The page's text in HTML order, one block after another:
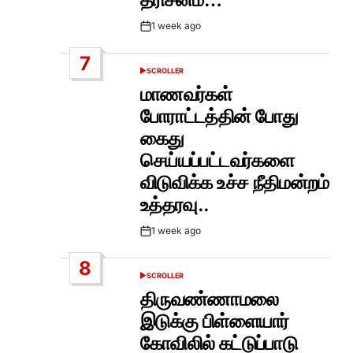
Post1 week ago
7
POSTED
SCROLLER
மாணவர்கள்
போராட்டத்தின் போது
கைது
செய்யப்பட்டவர்களை
விடுவிக்க உச்ச நீதிமன்றம்
உத்தரவு..
Post1 week ago
8
POSTED
SCROLLER
திருவண்ணாமலை
இடுக்கு பிள்ளையார்
கோவிலில் கட்டுப்பாடு